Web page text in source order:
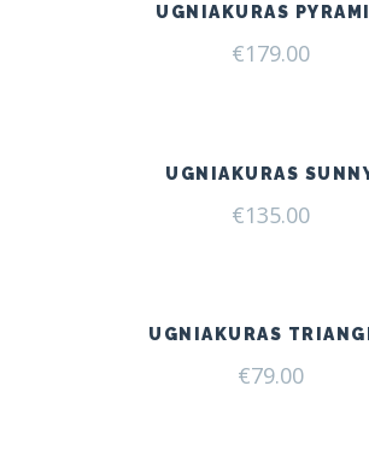
UGNIAKURAS
€179.00
UGNIAKURAS
€135.00
UGNIAKURAS
€79.00